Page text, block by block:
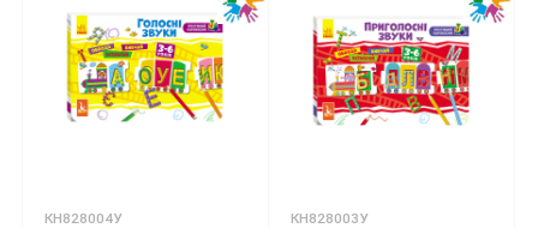
КН828004У КН828003У